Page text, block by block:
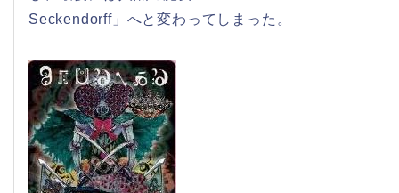
Seckendorff」へと変わってしまった。